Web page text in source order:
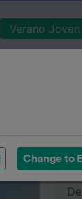
Verano
De
Change to